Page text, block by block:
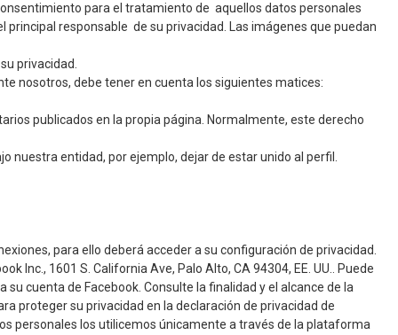
para el tratamiento de aquellos datos personales
responsable de su privacidad. Las imágenes que puedan
privacidad.
nosotros, debe tener en cuenta los siguientes matices:
publicados en la propia página. Normalmente, este derecho
entidad, por ejemplo, dejar de estar unido al perfil.
para ello deberá acceder a su configuración de privacidad.
Inc., 1601 S. California Ave, Palo Alto, CA 94304, EE. UU.. Puede
cuenta de Facebook. Consulte la finalidad y el alcance de la
proteger su privacidad en la declaración de privacidad de
personales los utilicemos únicamente a través de la plataforma